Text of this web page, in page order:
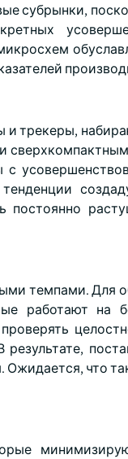
субрынки,
трекеры,
постоянно
темпами. Для
работают на
что